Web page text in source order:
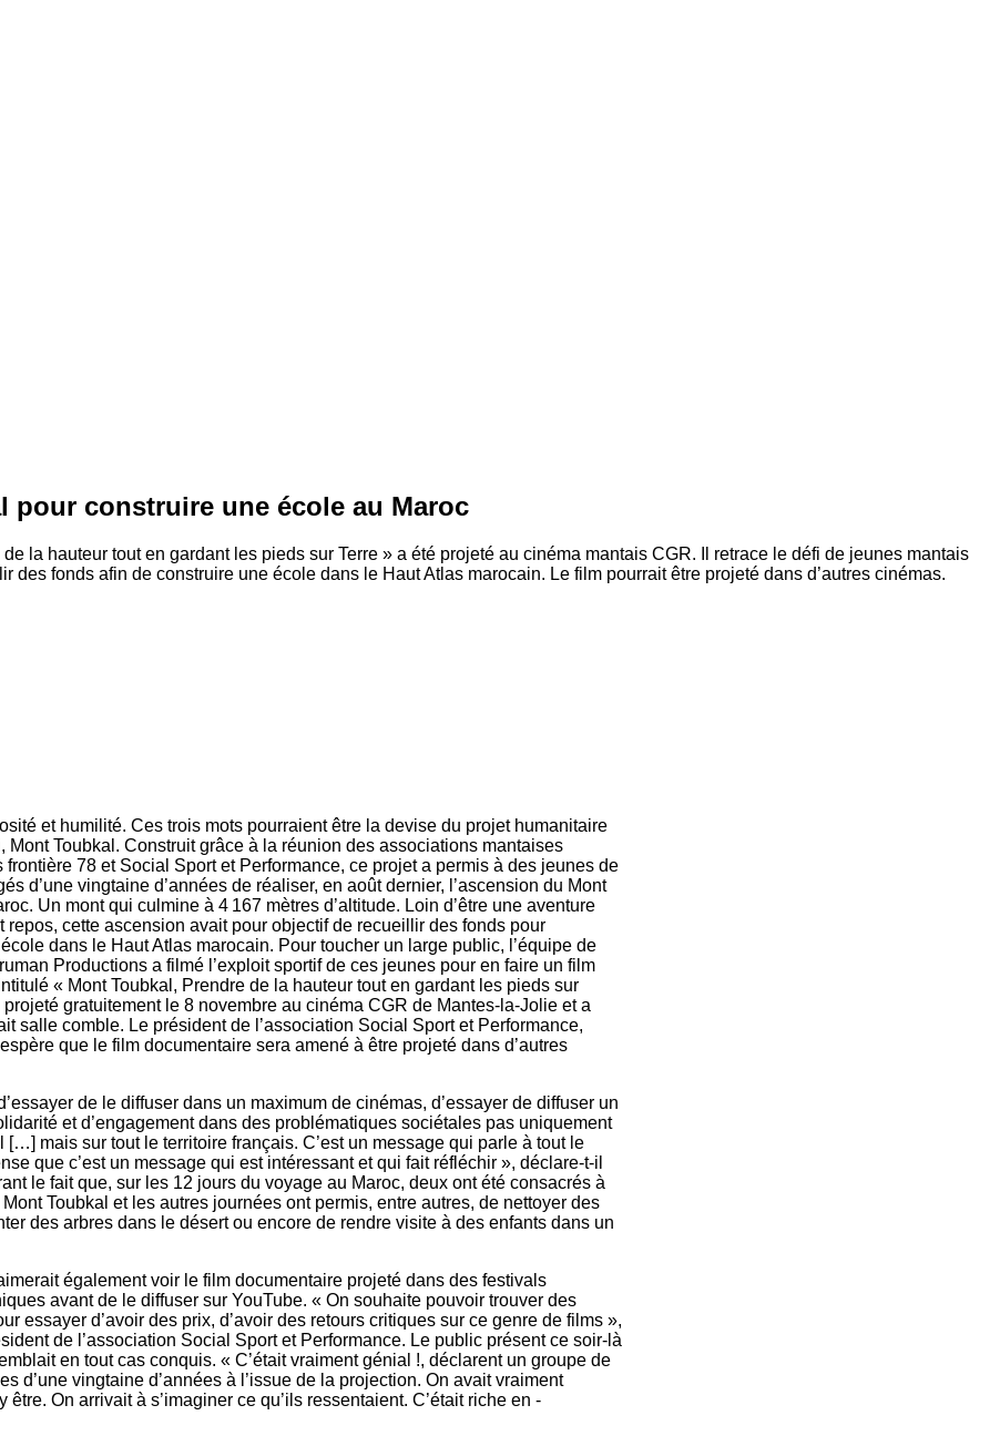
pour construire une école au Maroc
la hauteur tout en gardant les pieds sur Terre » a été projeté au cinéma mantais CGR. Il retrace le défi de jeunes mantais
des fonds afin de construire une école dans le Haut Atlas marocain. Le film pourrait être projeté dans d’autres cinémas.
et humilité. Ces trois mots pourraient être la devise du projet humanitaire
Mont Toubkal. Construit grâce à la réunion des associations mantaises
frontière 78 et Social Sport et Performance, ce projet a permis à des jeunes de
d’une vingtaine d’années de réaliser, en août dernier, l’ascension du Mont
Un mont qui culmine à 4 167 mètres d’altitude. Loin d’être une aventure
repos, cette ascension avait pour objectif de recueillir des fonds pour
dans le Haut Atlas marocain. Pour toucher un large public, l’équipe de
Productions a filmé l’exploit sportif de ces jeunes pour en faire un film
« Mont Toubkal, Prendre de la hauteur tout en gardant les pieds sur
projeté gratuitement le 8 novembre au cinéma CGR de Mantes-la-Jolie et a
salle comble. Le président de l’association Social Sport et Performance,
que le film documentaire sera amené à être projeté dans d’autres
de le diffuser dans un maximum de cinémas, d’essayer de diffuser un
et d’engagement dans des problématiques sociétales pas uniquement
[…] mais sur tout le territoire français. C’est un message qui parle à tout le
que c’est un message qui est intéressant et qui fait réfléchir », déclare-t-il
le fait que, sur les 12 jours du voyage au Maroc, deux ont été consacrés à
Mont Toubkal et les autres journées ont permis, entre autres, de nettoyer des
des arbres dans le désert ou encore de rendre visite à des enfants dans un
également voir le film documentaire projeté dans des festivals
avant de le diffuser sur YouTube. « On souhaite pouvoir trouver des
essayer d’avoir des prix, d’avoir des retours critiques sur ce genre de films »,
de l’association Social Sport et Performance. Le public présent ce soir-là
en tout cas conquis. « C’était vraiment génial !, déclarent un groupe de
d’une vingtaine d’années à l’issue de la projection. On avait vraiment
être. On arrivait à s’imaginer ce qu’ils ­ressentaient. C’était riche en